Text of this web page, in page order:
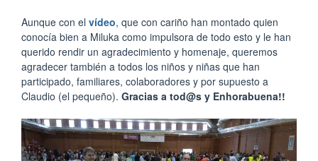
Aunque con el vídeo, que con cariño han montado quien
conocía bien a Miluka como impulsora de todo esto y le han
querido rendir un agradecimiento y homenaje, queremos
agradecer también a todos los niños y niñas que han
participado, familiares, colaboradores y por supuesto a
Claudio (el pequeño). Gracias a tod@s y Enhorabuena!!